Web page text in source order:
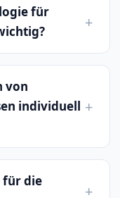
für
von
individuell
für die